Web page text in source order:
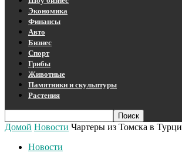
Экономика
Финансы
Авто
Бизнес
Спорт
Грибы
Животные
Памятники и скульптуры
Растения
Домой Новости Чартеры из Томска в
Новости